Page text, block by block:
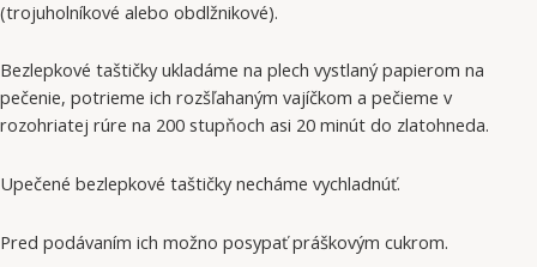
(trojuholníkové alebo obdlžnikové).
Bezlepkové taštičky ukladáme na plech vystlaný papierom na
pečenie, potrieme ich rozšľahaným vajíčkom a pečieme v
rozohriatej rúre na 200 stupňoch asi 20 minút do zlatohneda.
Upečené bezlepkové taštičky necháme vychladnúť.
Pred podávaním ich možno posypať práškovým cukrom.